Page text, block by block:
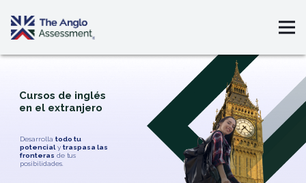
Cursos de inglés
en el extranjero
Desarrolla todo tu
potencial y traspasa las
fronteras de tus
posibilidades.